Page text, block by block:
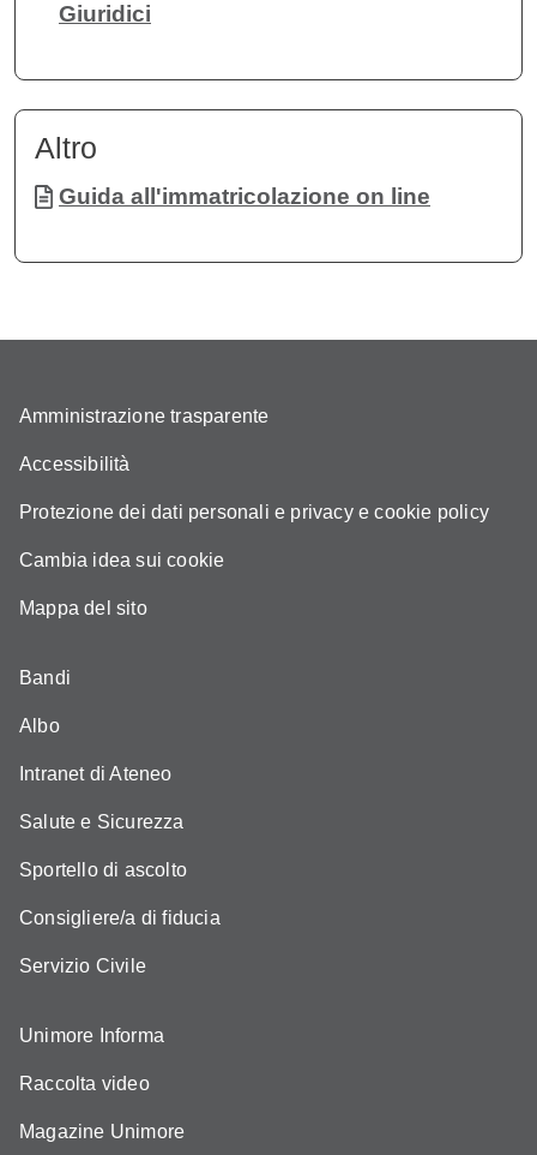
Giuridici
Altro
Documento
Guida all'immatricolazione on line
Amministrazione trasparente
Accessibilità
Protezione dei dati personali e privacy e cookie policy
Cambia idea sui cookie
Mappa del sito
Bandi
Albo
Intranet di Ateneo
Salute e Sicurezza
Sportello di ascolto
Consigliere/a di fiducia
Servizio Civile
Unimore Informa
Raccolta video
Magazine Unimore